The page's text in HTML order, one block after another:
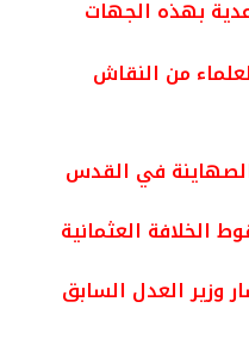
بهذه الجهات
من النقاش
في القدس
الخلافة العثمانية
العدل السابق